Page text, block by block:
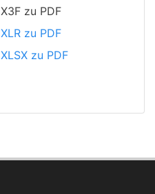
X3F zu PDF
XLR zu PDF
XLSX zu PDF